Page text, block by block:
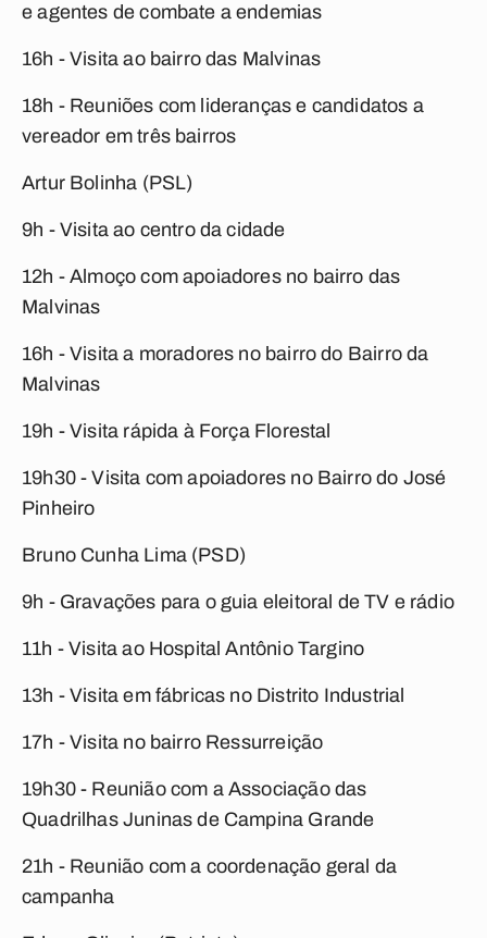
e agentes de combate a endemias
16h - Visita ao bairro das Malvinas
18h - Reuniões com lideranças e candidatos a
vereador em três bairros
Artur Bolinha (PSL)
9h - Visita ao centro da cidade
12h - Almoço com apoiadores no bairro das
Malvinas
16h - Visita a moradores no bairro do Bairro da
Malvinas
19h - Visita rápida à Força Florestal
19h30 - Visita com apoiadores no Bairro do José
Pinheiro
Bruno Cunha Lima (PSD)
9h - Gravações para o guia eleitoral de TV e rádio
11h - Visita ao Hospital Antônio Targino
13h - Visita em fábricas no Distrito Industrial
17h - Visita no bairro Ressurreição
19h30 - Reunião com a Associação das
Quadrilhas Juninas de Campina Grande
21h - Reunião com a coordenação geral da
campanha